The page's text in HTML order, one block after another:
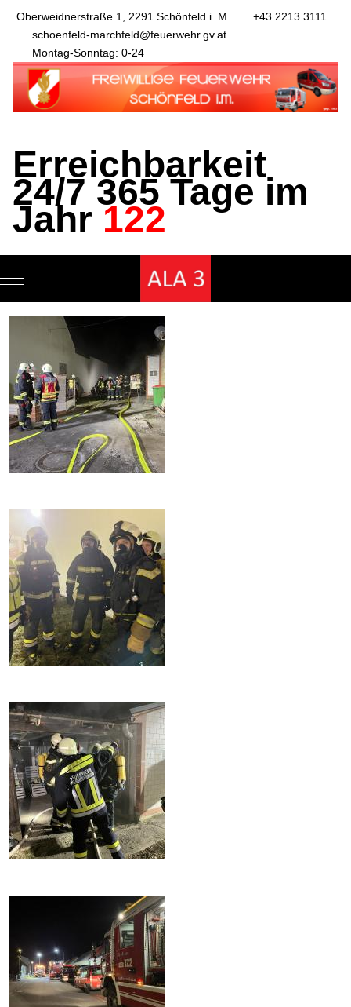
Oberweidnerstraße 1, 2291 Schönfeld i. M.
+43 2213 3111
schoenfeld-marchfeld@feuerwehr.gv.at
Montag-Sonntag: 0-24
Erreichbarkeit
24/7 365 Tage im
Jahr122
Mobile Menu Toggle